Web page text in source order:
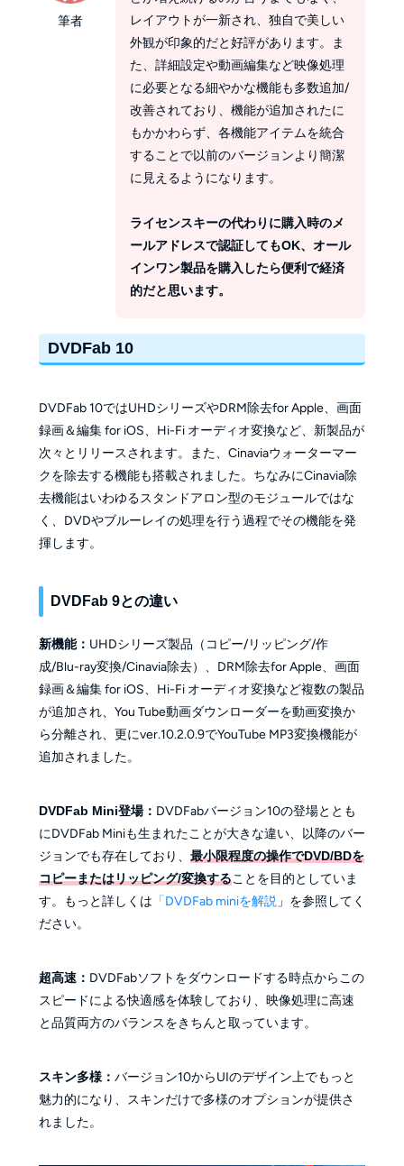
筆者
レイアウトが一新され、独自で美しい
外観が印象的だと好評があります。ま
た、詳細設定や動画編集など映像処理
に必要となる細やかな機能も多数追加/
改善されており、機能が追加されたに
もかかわらず、各機能アイテムを統合
することで以前のバージョンより簡潔
に見えるようになります。
ライセンスキーの代わりに購入時のメ
ールアドレスで認証してもOK、オール
インワン製品を購入したら便利で経済
的だと思います。
DVDFab 10
DVDFab 10ではUHDシリーズやDRM除去for Apple、画面
録画＆編集 for iOS、Hi-Fi オーディオ変換など、新製品が
次々とリリースされます。また、Cinaviaウォーターマー
クを除去する機能も搭載されました。ちなみにCinavia除
去機能はいわゆるスタンドアロン型のモジュールではな
く、DVDやブルーレイの処理を行う過程でその機能を発
揮します。
DVDFab 9との違い
新機能： UHDシリーズ製品（コピー/リッピング/作
成/Blu-ray変換/Cinavia除去）、DRM除去for Apple、画面
録画＆編集 for iOS、Hi-Fi オーディオ変換など複数の製品
が追加され、You Tube動画ダウンローダーを動画変換か
ら分離され、更にver.10.2.0.9でYouTube MP3変換機能が
追加されました。
DVDFab Mini登場： DVDFabバージョン10の登場ととも
にDVDFab Miniも生まれたことが大きな違い、以降のバー
ジョンでも存在しており、 最小限程度の操作でDVD/BDを
コピーまたはリッピング/変換することを目的としていま
す。もっと詳しくは 「DVDFab miniを解説」を参照してく
ださい。
超高速： DVDFabソフトをダウンロードする時点からこの
スピードによる快適感を体験しており、映像処理に高速
と品質両方のバランスをきちんと取っています。
スキン多様： バージョン10からUIのデザイン上でもっと
魅力的になり、スキンだけで多様のオプションが提供さ
れました。